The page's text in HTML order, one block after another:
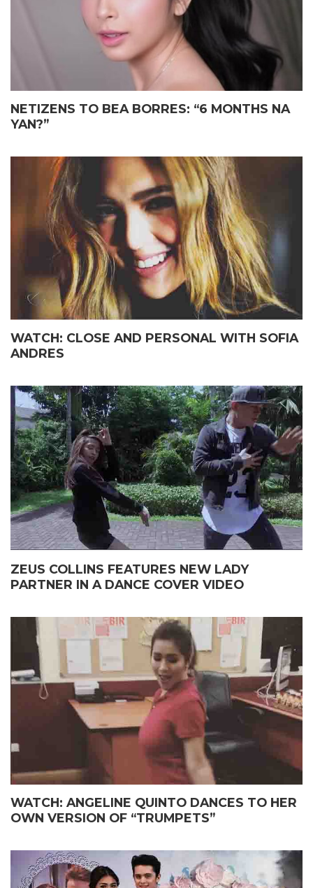
NETIZENS TO BEA BORRES: “6 MONTHS NA
YAN?”
WATCH: CLOSE AND PERSONAL WITH SOFIA
ANDRES
ZEUS COLLINS FEATURES NEW LADY
PARTNER IN A DANCE COVER VIDEO
WATCH: ANGELINE QUINTO DANCES TO HER
OWN VERSION OF “TRUMPETS”